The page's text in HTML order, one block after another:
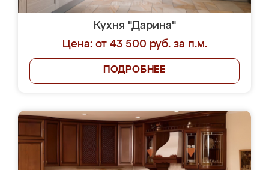
Кухня "Дарина"
Цена: от 43 500 руб. за п.м.
ПОДРОБНЕЕ